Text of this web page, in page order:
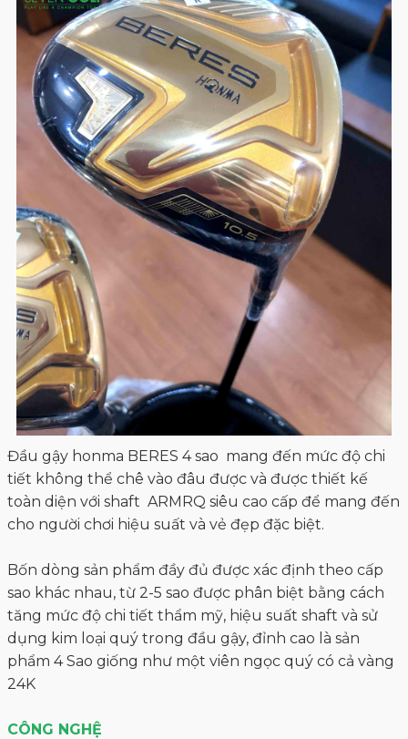
Đầu gậy honma BERES 4 sao mang đến mức độ chi
tiết không thể chê vào đâu được và được thiết kế
toàn diện với shaft ARMRQ siêu cao cấp để mang đến
cho người chơi hiệu suất và vẻ đẹp đặc biệt.
Bốn dòng sản phẩm đầy đủ được xác định theo cấp
sao khác nhau, từ 2-5 sao được phân biệt bằng cách
tăng mức độ chi tiết thẩm mỹ, hiệu suất shaft và sử
dụng kim loại quý trong đầu gậy, đỉnh cao là sản
phẩm 4 Sao giống như một viên ngọc quý có cả vàng
24K
CÔNG NGHỆ